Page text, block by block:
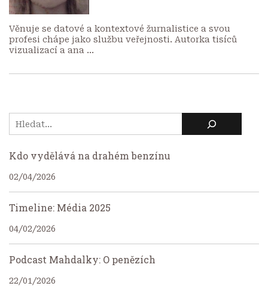
Věnuje se datové a kontextové žurnalistice a svou
profesi chápe jako službu veřejnosti. Autorka tisíců
vizualizací a ana ...
Kdo vydělává na drahém benzínu
02/04/2026
Timeline: Média 2025
04/02/2026
Podcast Mahdalky: O penězích
22/01/2026